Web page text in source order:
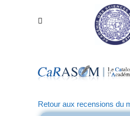
Retour aux recensions du